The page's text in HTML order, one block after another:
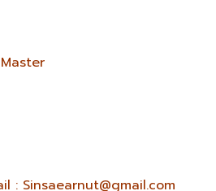
: Sinsaearnut@gmail.com